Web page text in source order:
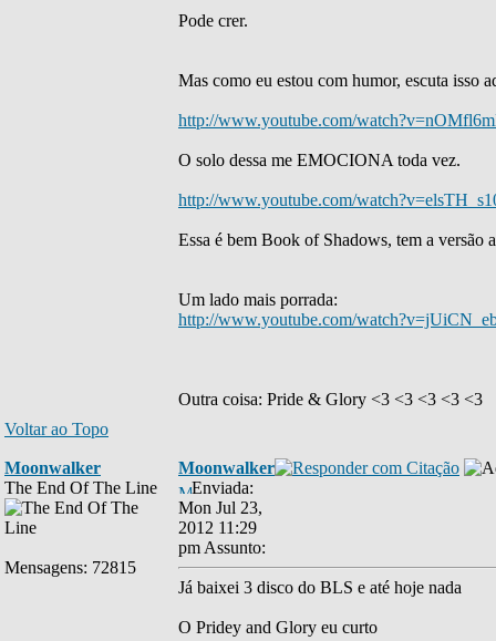
Pode crer.
Mas como eu estou com humor, escuta isso
http://www.youtube.com/
O solo dessa me EMOCIONA toda vez.
http://www.youtube.com/
Essa é bem Book of Shadows, tem a versão
Um lado mais porrada:
http://www.youtube.com/
Outra coisa: Pride & Glory <3 <3 <3 <3 <3
Voltar ao Topo
Moonwalker
The End Of The Line
Mensagens: 72815
Moonwalker
Enviada:
Mon Jul 23,
2012 11:29
pm Assunto:
Já baixei 3 disco do BLS e até hoje nada
O Pridey and Glory eu curto